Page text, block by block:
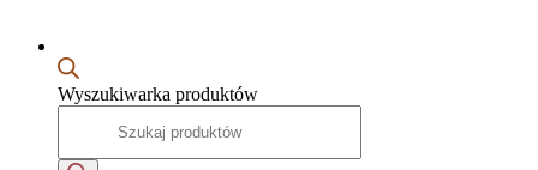
Wyszukiwarka produktów